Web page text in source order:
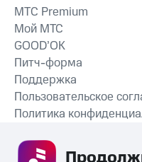
MTС Premium
Мой МТС
GOOD’OK
Питч-форма
Поддержка
Пользовательское
Политика